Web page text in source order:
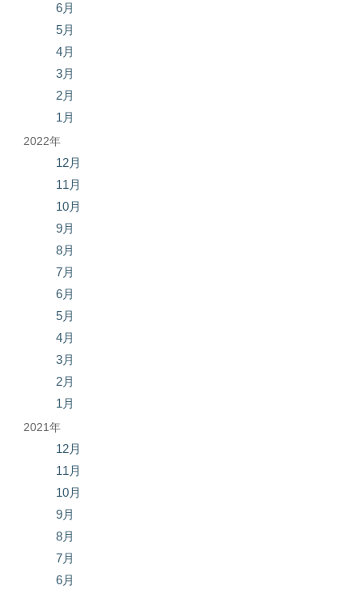
6月
5月
4月
3月
2月
1月
2022年
12月
11月
10月
9月
8月
7月
6月
5月
4月
3月
2月
1月
2021年
12月
11月
10月
9月
8月
7月
6月